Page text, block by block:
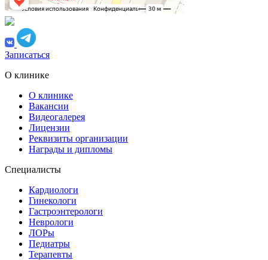
Записаться
О клинике
О клинике
Вакансии
Видеогалерея
Лицензии
Реквизиты организации
Награды и дипломы
Специалисты
Кардиологи
Гинекологи
Гастроэнтерологи
Неврологи
ЛОРы
Педиатры
Терапевты